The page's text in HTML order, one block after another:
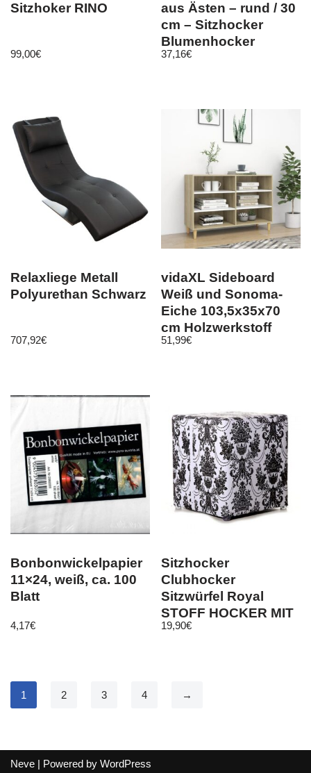
Sitzhoker RINO
99,00€
aus Ästen – rund / 30
cm – Sitzhocker
Blumenhocker
Beistelltisch
37,16€
Relaxliege Metall
Polyurethan Schwarz
707,92€
vidaXL Sideboard
Weiß und Sonoma-
Eiche 103,5x35x70
cm Holzwerkstoff
51,99€
Bonbonwickelpapier
11×24, weiß, ca. 100
Blatt
4,17€
Sitzhocker
Clubhocker
Sitzwürfel Royal
STOFF HOCKER MIT
Ornamenten
19,90€
1 2 3 4 →
Neve | Powered by WordPress